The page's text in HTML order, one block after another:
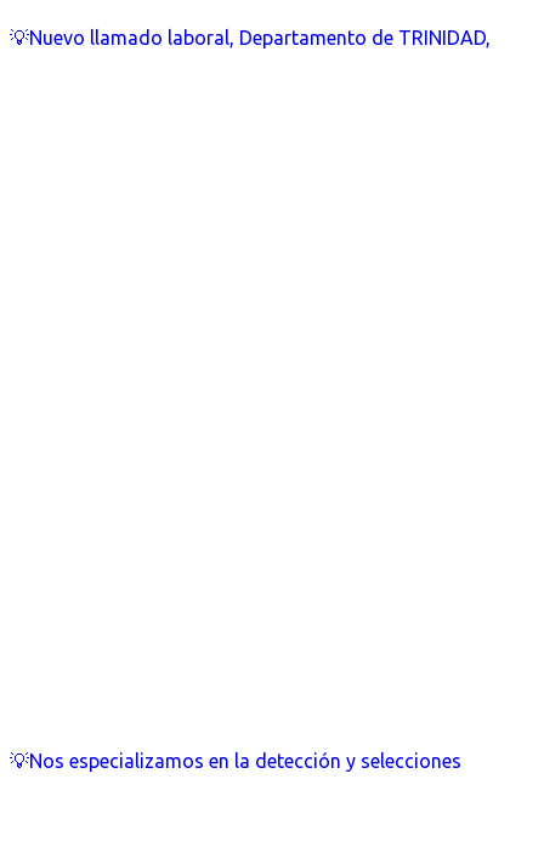
💡Nuevo llamado laboral, Departamento de TRINIDAD,
💡Nos especializamos en la detección y selecciones